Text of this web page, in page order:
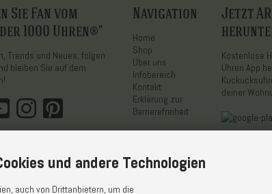
Sie Fan vom
1000 Uhren®"
Trends und Neues, folgen
bleiben Sie auf dem
Navigation
Home
Shop
Über uns
Infobereich
Kontakt
Erklärung zur
Barrierefreiheit
Jetzt
Kostenlose
Uhren App
deiner
und andere Technologien
auch von Drittanbietern, um die